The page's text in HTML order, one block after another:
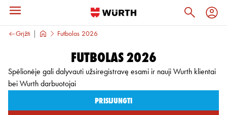
Grįžti Futbolas 2026
Futbolas 2026
Spėlionėje gali dalyvauti užsiregistravę esami ir nauji Wurth klientai
bei Wurth darbuotojai
Prisijungti